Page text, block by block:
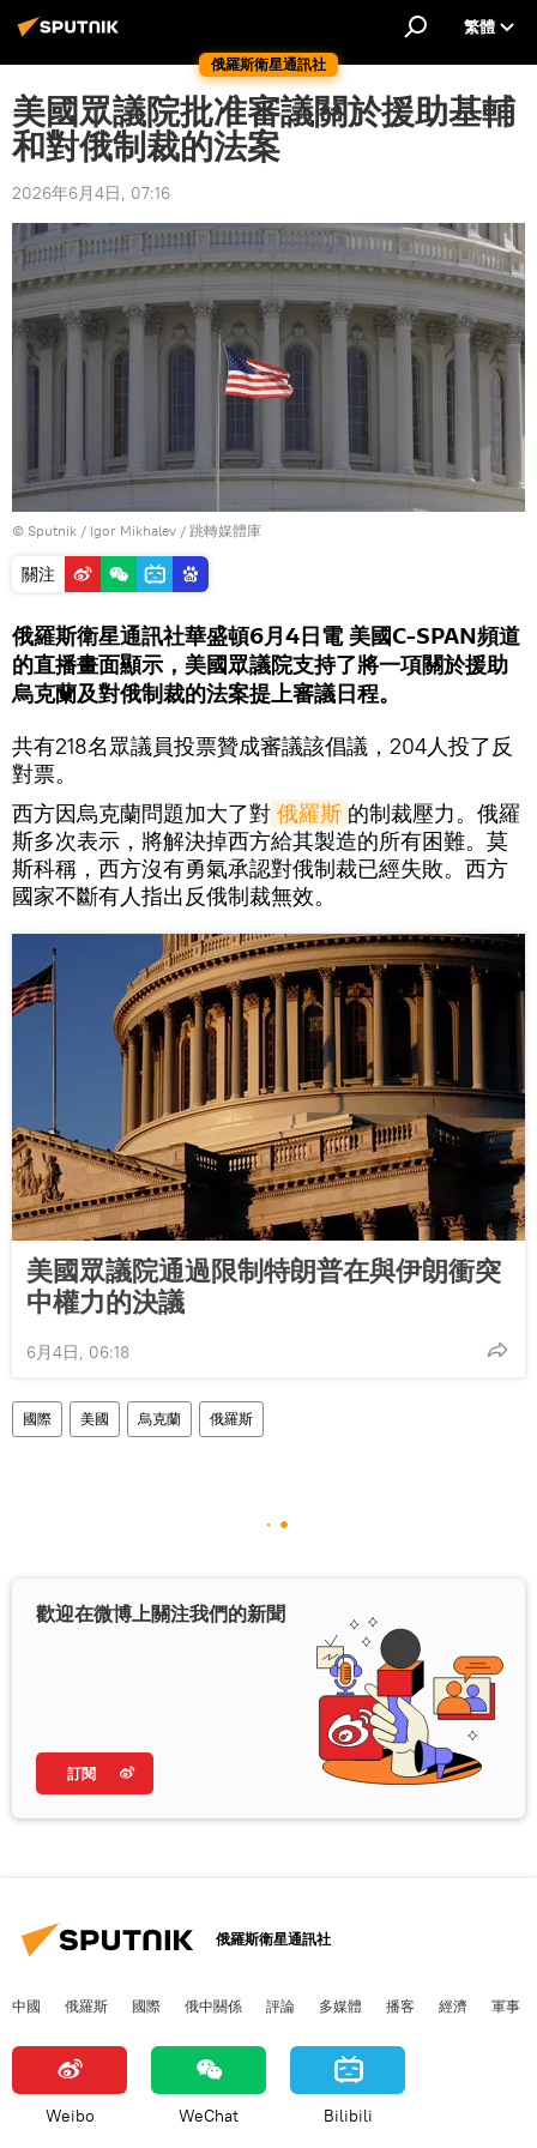
俄羅斯衛星通訊社
繁體
美國眾議院批准審議關於援助基輔
和對俄制裁的法案
2026年6月4日, 07:16
© Sputnik / Igor Mikhalev / 跳轉媒體庫
關注
俄羅斯衛星通訊社華盛頓6月4日電 美國C-SPAN頻道
的直播畫面顯示，美國眾議院支持了將一項關於援助
烏克蘭及對俄制裁的法案提上審議日程。
共有218名眾議員投票贊成審議該倡議，204人投了反
對票。
西方因烏克蘭問題加大了對 俄羅斯 的制裁壓力。俄羅
斯多次表示，將解決掉西方給其製造的所有困難。莫
斯科稱，西方沒有勇氣承認對俄制裁已經失敗。西方
國家不斷有人指出反俄制裁無效。
美國眾議院通過限制特朗普在與伊朗衝突
中權力的決議
6月4日, 06:18
國際 美國 烏克蘭 俄羅斯
歡迎在微博上關注我們的新聞
訂閱
俄羅斯衛星通訊社
中國 俄羅斯 國際 俄中關係 評論 多媒體 播客 經濟 軍事
Weibo WeChat Bilibili